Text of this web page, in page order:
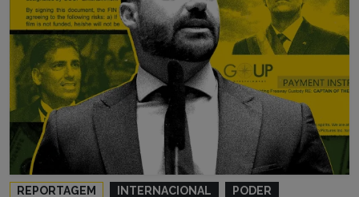
REPORTAGEM INTERNACIONAL PODER